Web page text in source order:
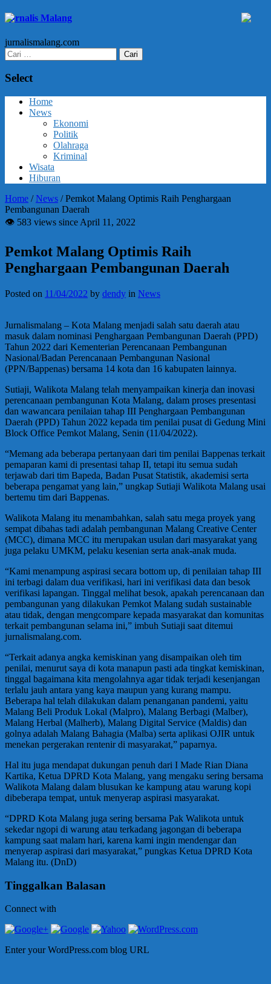
Jurnalis Malang
jurnalismalang.com
Cari
untuk:
Select
Home
News
Ekonomi
Politik
Olahraga
Kriminal
Wisata
Hiburan
Home /News /Pemkot Malang Optimis Raih Penghargaan
Pembangunan Daerah
👁 583 views since April 11, 2022
Pemkot Malang Optimis Raih
Penghargaan Pembangunan Daerah
Posted on 11/04/2022 by dendy in News
Jurnalismalang – Kota Malang menjadi salah satu daerah atau
masuk dalam nominasi Penghargaan Pembangunan Daerah (PPD)
Tahun 2022 dari Kementerian Perencanaan Pembangunan
Nasional/Badan Perencanaan Pembangunan Nasional
(PPN/Bappenas) bersama 14 kota dan 16 kabupaten lainnya.
Sutiaji, Walikota Malang telah menyampaikan kinerja dan inovasi
perencanaan pembangunan Kota Malang, dalam proses presentasi
dan wawancara penilaian tahap III Penghargaan Pembangunan
Daerah (PPD) Tahun 2022 kepada tim penilai pusat di Gedung Mini
Block Office Pemkot Malang, Senin (11/04/2022).
“Memang ada beberapa pertanyaan dari tim penilai Bappenas terkait
pemaparan kami di presentasi tahap II, tetapi itu semua sudah
terjawab dari tim Bapeda, Badan Pusat Statistik, akademisi serta
beberapa pengamat yang lain,” ungkap Sutiaji Walikota Malang usai
bertemu tim dari Bappenas.
Walikota Malang itu menambahkan, salah satu mega proyek yang
sempat dibahas tadi adalah pembangunan Malang Creative Center
(MCC), dimana MCC itu merupakan usulan dari masyarakat yang
juga pelaku UMKM, pelaku kesenian serta anak-anak muda.
“Kami menampung aspirasi secara bottom up, di penilaian tahap III
ini terbagi dalam dua verifikasi, hari ini verifikasi data dan besok
verifikasi lapangan. Tinggal melihat besok, apakah perencanaan dan
pembangunan yang dilakukan Pemkot Malang sudah sustainable
atau tidak, dengan mengcompare kepada masyarakat dan komunitas
terkait pembangunan selama ini,” imbuh Sutiaji saat ditemui
jurnalismalang.com.
“Terkait adanya angka kemiskinan yang disampaikan oleh tim
penilai, menurut saya di kota manapun pasti ada tingkat kemiskinan,
tinggal bagaimana kita mengolahnya agar tidak terjadi kesenjangan
terlalu jauh antara yang kaya maupun yang kurang mampu.
Beberapa hal telah dilakukan dalam penanganan pandemi, yaitu
Malang Beli Produk Lokal (Malpro), Malang Berbagi (Malber),
Malang Herbal (Malherb), Malang Digital Service (Maldis) dan
golnya adalah Malang Bahagia (Malba) serta aplikasi OJIR untuk
menekan pergerakan rentenir di masyarakat,” paparnya.
Hal itu juga mendapat dukungan penuh dari I Made Rian Diana
Kartika, Ketua DPRD Kota Malang, yang mengaku sering bersama
Walikota Malang dalam blusukan ke kampung atau warung kopi
dibeberapa tempat, untuk menyerap aspirasi masyarakat.
“DPRD Kota Malang juga sering bersama Pak Walikota untuk
sekedar ngopi di warung atau terkadang jagongan di beberapa
kampung saat malam hari, karena kami ingin mendengar dan
menyerap aspirasi dari masyarakat,” pungkas Ketua DPRD Kota
Malang itu. (DnD)
Tinggalkan Balasan
Connect with
Enter your WordPress.com blog URL